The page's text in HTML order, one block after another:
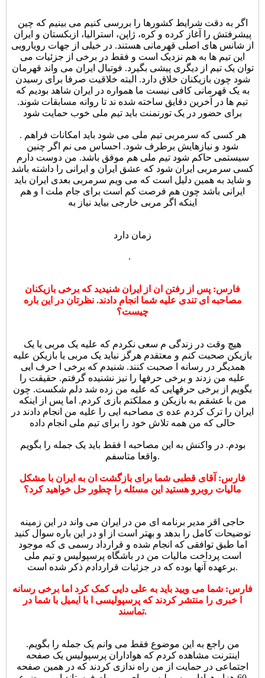
اگر به دقت شرایط کشورها را بررسی کنیم می بینیم که چین
پیشرفتش را آغاز کرده و کره، ژاپن، استرالیا، ازبکستان و ایران
از شانس های اصلی قهرمانی هستند. در خیلی از جهات رویارویی
این تیم ها به هم نزدیک است و فقط در برخی از جزئیات می
توان یک تیم از دیگری پیشی بگیرد. فوتبال ایران می واند قهرمان
شود چون بازیکنان خلاق دارد. البته خلاقیت صرفا برای رسیدن
به یک قهرمانی کافی نیست ما همواره در ایران شاهد بودیم که
تیم ها در آخرین دقایق ساخته شده ند تا روانه مسابقات شوند.
برای حضور در یک تورنمنت باید تیم ملی خوب حمایت شود
. هر کسی که سرمربی تیم ملی می شود باید امکانات فراهم
شود و نیازهایش برطرف شود. احساس می نم اگر چنین
سیستمی حاکم شود تیم ملی هم موفق باشد. من دوست دارم
کسی سرمربی ایران شود که عشق ایران و ایرانی را داشته باشد
و شاید به همین دلیل است که می ویم سرمربی بعدی ایران باید
ایرانی باشد چون هم فرصت کم است برای جام ملت ا و هم
اینکه اگر مربی خارجی بیاید نیاز به
زمان دارد
.
فارس: پس از رفتن ان از ایران شنیدید که برخی بازیکنان
مصاحبه ای تندی علیه شما انجام دادند. نظرتان در این باره
چیست؟
هیچ وقت در زندگی م سعی نکردم که علیه یک مربی یا یک
بازیکن صحبت کنم و معتقدم هرگز نباید یک مربی یا بازیکن علیه
همدیگر در رسانه ا صحبت کنند. شنیدم که برخی ا حرف ایی
علیه من زدند و برخی حرفها را نیز نشنیده گرفتم. حقیقت را
بگویم از برخی حرفهایی که علیه من زده شد دلم شکست. چون
من با عشقم به بازیکن و مملکتم بازی کردم. اما پس از اینکه
ایران را ترک کردم عده ی مصاحبه ایی را علیه من انجام دادند در
حالی که من همه تلاش خود را برای تیم ملی انجام داده
بودم. در واکنش به این مصاحبه ا فقط باید یک جمله را بگویم
واقعا متاسفم.
فارس: آقای قطبی شما برای بازگشت ان به ایران با مشکل
مالیات روبرو هستید این مسئله را چطور حل خواهید کرد؟
حاجی اقر مدیر برنامه ای من در ایران می واند در این زمینه
توضیحات کامل را بدهد و بهتر است از او در این باره سوال کنید
اما طبق توافقی که انجام شده و قرارداد رسمی ی که موجود
است پرداخت مالیات من در باشگاه پرسپولیس و تیم ملی
برعهده آنها بوده که در جزئیات قراردادم ذکر شده است.
فارس: شما می ویید باید به علی دایی کمک کرد اما برخی رسانه
ا خبری را منتشر کردند که پرسپولیسی ا با ایمیل با شما در
تماسند.
من راجع به این موضوع فقط می وانم یک جمله را بگویم.
اینترنت مشاهده کردم که هواداران پرسپولیس یک صفحه
اجتماعی در حمایت از من راه ندازی کردند که در همین صفحه